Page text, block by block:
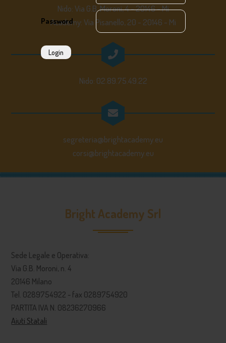
Password
Login
Nido: Via G.B. Moroni, 4 - 20146 - Mi
Academy: Via Pisanello, 20 - 20146 - Mi
Nido: 02.89.75.49.22
segreteria@brightacademy.eu
corsi@brightacademy.eu
Bright Academy Srl
Sede Legale e Operativa:
Via G.B. Moroni, n. 4
20146 Milano
Tel. 0289754922 - fax 0289754920
PARTITA IVA N. 08236270966
Aiuti Statali